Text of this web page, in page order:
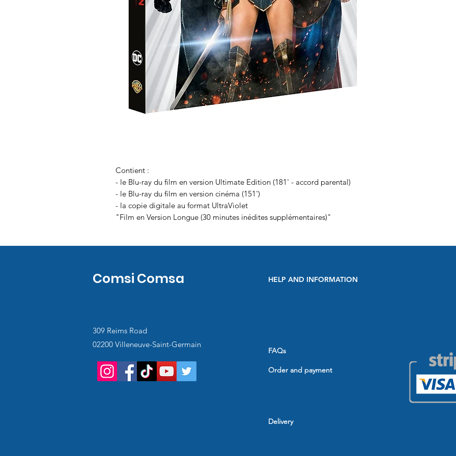
Contient :
- le Blu-ray du film en version Ultimate Edition (181' - accord parental)
- le Blu-ray du film en version cinéma (151')
- la copie digitale au format UltraViolet
"Film en Version Longue (30 minutes inédites supplémentaires)"
Comsi Comsa HELP AND INFORMATION
309 Reims Road
02200 Villeneuve-Saint-Germain
FAQs
Order and payment
Delivery